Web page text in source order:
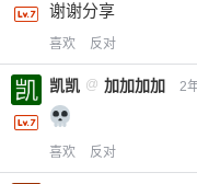
谢谢分享
喜欢 反对
凯凯 @ 加加加加 2
喜欢 反对